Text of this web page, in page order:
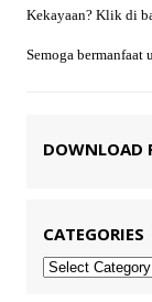
Kekayaan? Klik di
Semoga bermanfaat
DOWNLOAD
CATEGORIES
Categories